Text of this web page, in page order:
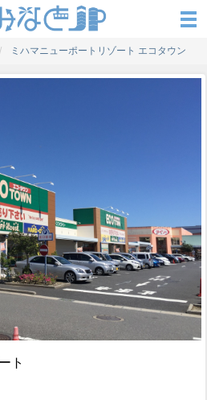
ミハマニューポートリゾート エコタウン
ート